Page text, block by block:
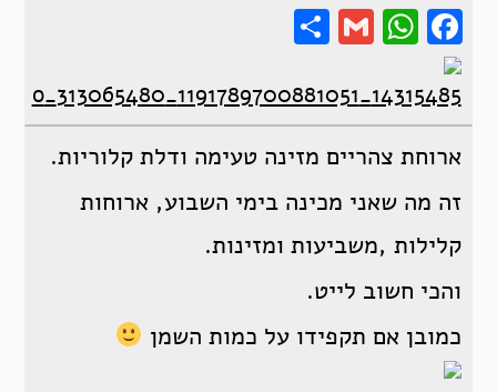
Facebook
WhatsApp
Gmail
ארוחת צהריים מזינה טעימה ודלת קלוריות.
זה מה שאני מכינה בימי השבוע, ארוחות
קלילות ,משביעות ומזינות.
והכי חשוב לייט.
כמובן אם תקפידו על כמות השמן